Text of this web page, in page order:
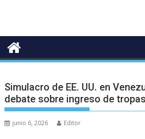
Simulacro de EE. UU. en
debate sobre ingreso de
junio 6, 2026 Editor